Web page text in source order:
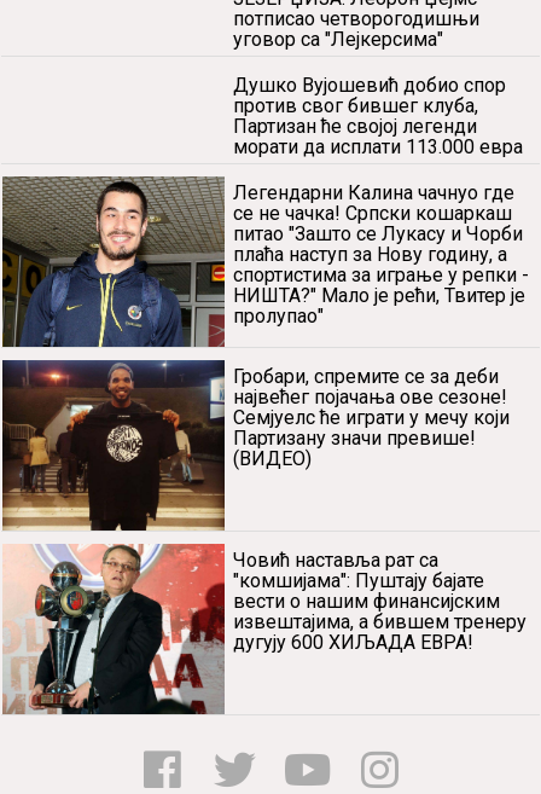
КРАЉ У РЕДОВИМА
ЈЕЗЕРЏИЈА: Леброн Џејмс
потписао четворогодишњи
уговор са "Лејкерсима"
Душко Вујошевић добио спор
против свог бившег клуба,
Партизан ће својој легенди
морати да исплати 113.000 евра
Легендарни Калина чачнуо где
се не чачка! Српски кошаркаш
плаћа наступ за Нову годину, а
спортистима за играње у репки -
НИШТА?" Мало је рећи, Твитер је
пролупао"
Партизану значи превише!
(ВИДЕО)
дугују 600 ХИЉАДА ЕВРА!